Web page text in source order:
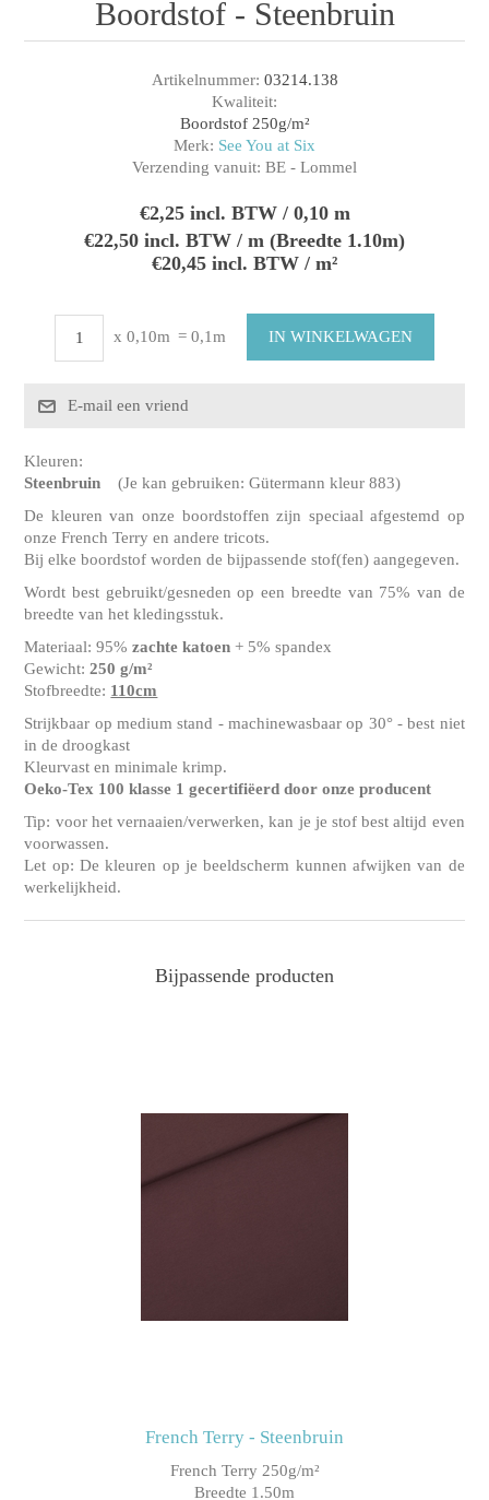
Boordstof - Steenbruin
Artikelnummer: 03214.138
Kwaliteit:
Boordstof 250g/m²
Merk: See You at Six
Verzending vanuit: BE - Lommel
€2,25 incl. BTW / 0,10 m
€22,50 incl. BTW / m (Breedte 1.10m)
€20,45 incl. BTW / m²
x 0,10m = 0,1m
Kleuren:
Steenbruin (Je kan gebruiken: Gütermann kleur 883)
De kleuren van onze boordstoffen zijn speciaal afgestemd op
onze French Terry en andere tricots.
Bij elke boordstof worden de bijpassende stof(fen) aangegeven.
Wordt best gebruikt/gesneden op een breedte van 75% van de
breedte van het kledingsstuk.
Materiaal: 95%zachte katoen + 5% spandex
Gewicht:250 g/m²
Stofbreedte: 110cm
Strijkbaar op medium stand - machinewasbaar op 30° - best niet
in de droogkast
Kleurvast en minimale krimp.
Oeko-Tex 100 klasse 1 gecertifiëerd door onze producent
Tip: voor het vernaaien/verwerken, kan je je stof best altijd even
voorwassen.
Let op: De kleuren op je beeldscherm kunnen afwijken van de
werkelijkheid.
Bijpassende producten
French Terry - Steenbruin
French Terry 250g/m²
Breedte 1.50m